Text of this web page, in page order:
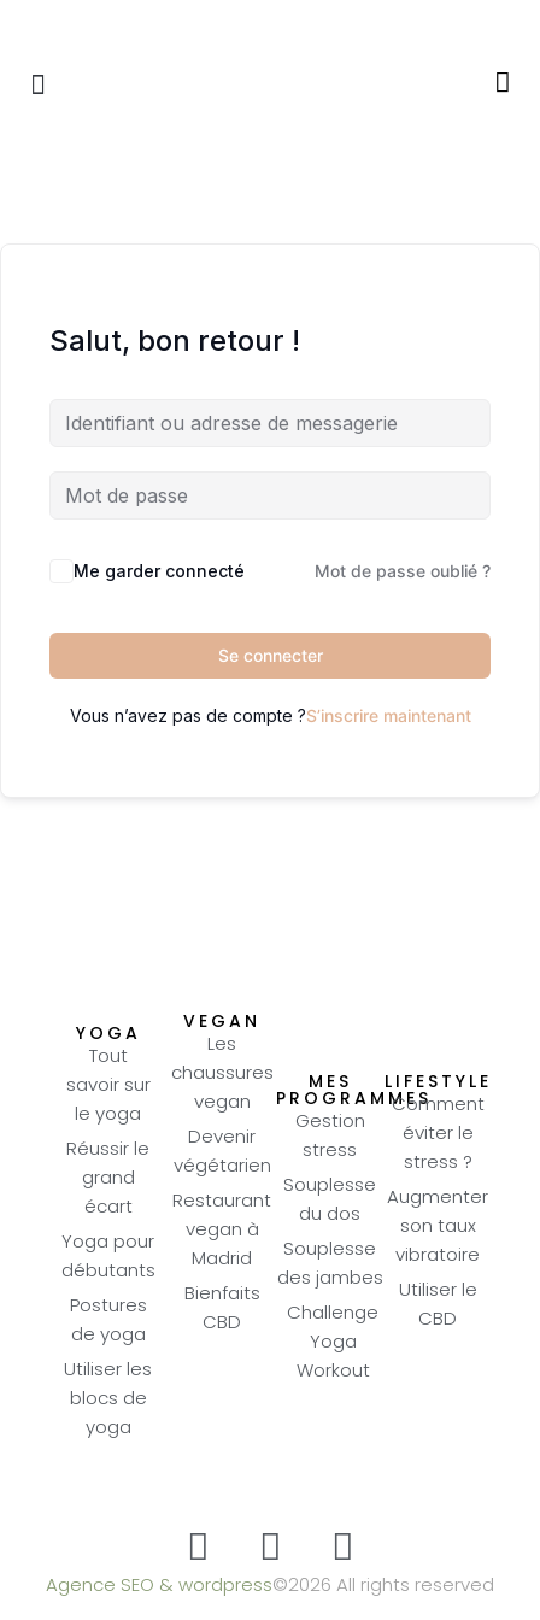
Salut, bon retour !
Me garder connecté Mot de passe oublié ?
Se connecter
Vous n’avez pas de compte ?S’inscrire maintenant
YOGA
Tout
savoir sur
le yoga
Réussir le
grand
écart
Yoga pour
débutants
Postures
de yoga
Utiliser les
blocs de
yoga
VEGAN
Les
chaussures
vegan
Devenir
végétarien
Restaurant
vegan à
Madrid
Bienfaits
CBD
MES
PROGRAMMES
Gestion
stress
Souplesse
du dos
Souplesse
des jambes
Challenge
Yoga
Workout
LIFESTYLE
Comment
éviter le
stress ?
Augmenter
son taux
vibratoire
Utiliser le
CBD
Agence SEO & wordpress©2026 All rights reserved